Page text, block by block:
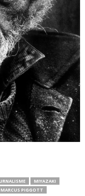
MIYAZAKI
PIGGOTT